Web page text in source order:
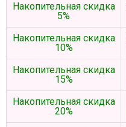
Накопительная скидка
5%
Накопительная скидка
10%
Накопительная скидка
15%
Накопительная скидка
20%